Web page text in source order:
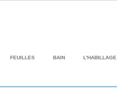
FEUILLES BAIN